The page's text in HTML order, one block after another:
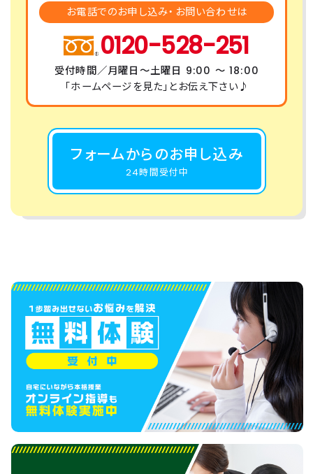
お電話でのお申し込み・ お問い合わせは
0120-528-251
受付時間／月曜日〜土曜日 9:00 ～ 18:00
「ホームページを見た」とお伝え下さい♪
フォームからのお申し込み
24時間受付中